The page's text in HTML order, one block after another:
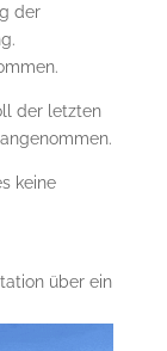
der
der letzten
keine
über ein